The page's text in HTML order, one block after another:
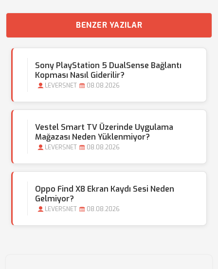
BENZER YAZILAR
Sony PlayStation 5 DualSense Bağlantı
Kopması Nasıl Giderilir?
LEVERSNET 08.08.2026
Vestel Smart TV Üzerinde Uygulama
Mağazası Neden Yüklenmiyor?
LEVERSNET 08.08.2026
Oppo Find X8 Ekran Kaydı Sesi Neden
Gelmiyor?
LEVERSNET 08.08.2026